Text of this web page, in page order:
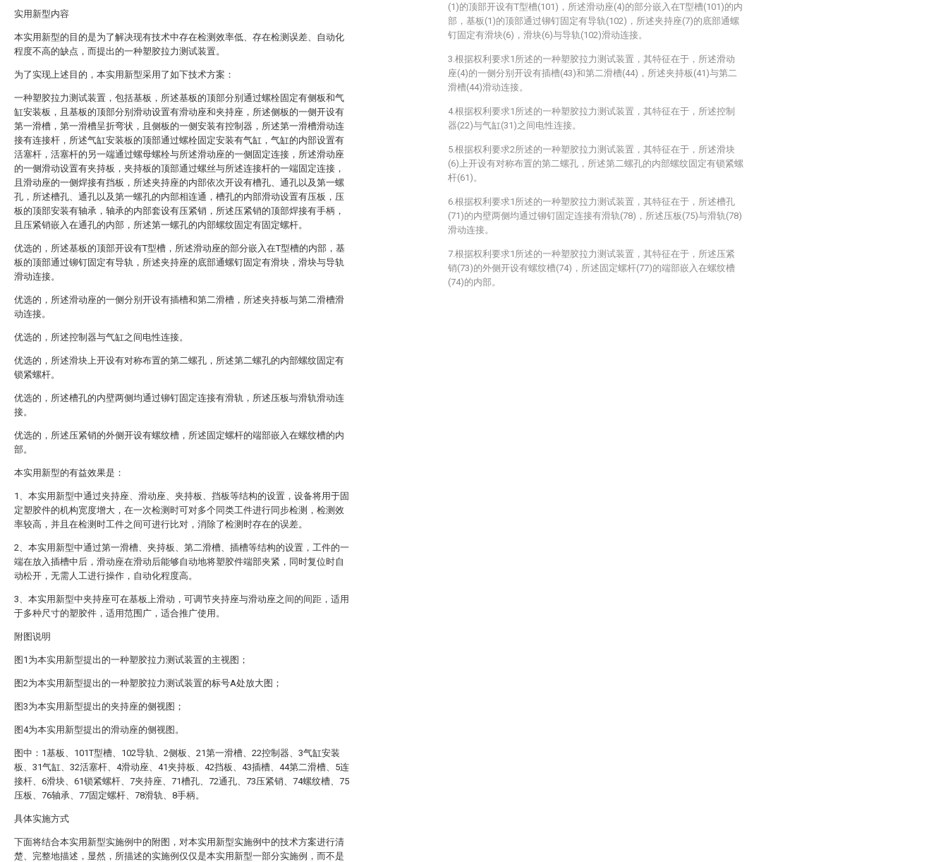
实用新型内容
本实用新型的目的是为了解决现有技术中存在检测效率低、存在检测误差、自动化
程度不高的缺点，而提出的一种塑胶拉力测试装置。
为了实现上述目的，本实用新型采用了如下技术方案：
一种塑胶拉力测试装置，包括基板，所述基板的顶部分别通过螺栓固定有侧板和气
缸安装板，且基板的顶部分别滑动设置有滑动座和夹持座，所述侧板的一侧开设有
第一滑槽，第一滑槽呈折弯状，且侧板的一侧安装有控制器，所述第一滑槽滑动连
接有连接杆，所述气缸安装板的顶部通过螺栓固定安装有气缸，气缸的内部设置有
活塞杆，活塞杆的另一端通过螺母螺栓与所述滑动座的一侧固定连接，所述滑动座
的一侧滑动设置有夹持板，夹持板的顶部通过螺丝与所述连接杆的一端固定连接，
且滑动座的一侧焊接有挡板，所述夹持座的内部依次开设有槽孔、通孔以及第一螺
孔，所述槽孔、通孔以及第一螺孔的内部相连通，槽孔的内部滑动设置有压板，压
板的顶部安装有轴承，轴承的内部套设有压紧销，所述压紧销的顶部焊接有手柄，
且压紧销嵌入在通孔的内部，所述第一螺孔的内部螺纹固定有固定螺杆。
优选的，所述基板的顶部开设有T型槽，所述滑动座的部分嵌入在T型槽的内部，基
板的顶部通过铆钉固定有导轨，所述夹持座的底部通螺钉固定有滑块，滑块与导轨
滑动连接。
优选的，所述滑动座的一侧分别开设有插槽和第二滑槽，所述夹持板与第二滑槽滑
动连接。
优选的，所述控制器与气缸之间电性连接。
优选的，所述滑块上开设有对称布置的第二螺孔，所述第二螺孔的内部螺纹固定有
锁紧螺杆。
优选的，所述槽孔的内壁两侧均通过铆钉固定连接有滑轨，所述压板与滑轨滑动连
接。
优选的，所述压紧销的外侧开设有螺纹槽，所述固定螺杆的端部嵌入在螺纹槽的内
部。
本实用新型的有益效果是：
1、本实用新型中通过夹持座、滑动座、夹持板、挡板等结构的设置，设备将用于固
定塑胶件的机构宽度增大，在一次检测时可对多个同类工件进行同步检测，检测效
率较高，并且在检测时工件之间可进行比对，消除了检测时存在的误差。
2、本实用新型中通过第一滑槽、夹持板、第二滑槽、插槽等结构的设置，工件的一
端在放入插槽中后，滑动座在滑动后能够自动地将塑胶件端部夹紧，同时复位时自
动松开，无需人工进行操作，自动化程度高。
3、本实用新型中夹持座可在基板上滑动，可调节夹持座与滑动座之间的间距，适用
于多种尺寸的塑胶件，适用范围广，适合推广使用。
附图说明
图1为本实用新型提出的一种塑胶拉力测试装置的主视图；
图2为本实用新型提出的一种塑胶拉力测试装置的标号A处放大图；
图3为本实用新型提出的夹持座的侧视图；
图4为本实用新型提出的滑动座的侧视图。
图中：1基板、101T型槽、102导轨、2侧板、21第一滑槽、22控制器、3气缸安装
板、31气缸、32活塞杆、4滑动座、41夹持板、42挡板、43插槽、44第二滑槽、5连
接杆、6滑块、61锁紧螺杆、7夹持座、71槽孔、72通孔、73压紧销、74螺纹槽、75
压板、76轴承、77固定螺杆、78滑轨、8手柄。
具体实施方式
下面将结合本实用新型实施例中的附图，对本实用新型实施例中的技术方案进行清
楚、完整地描述，显然，所描述的实施例仅仅是本实用新型一部分实施例，而不是
(1)的顶部开设有T型槽(101)，所述滑动座(4)的部分嵌入在T型槽(101)的内
部，基板(1)的顶部通过铆钉固定有导轨(102)，所述夹持座(7)的底部通螺
钉固定有滑块(6)，滑块(6)与导轨(102)滑动连接。
3.根据权利要求1所述的一种塑胶拉力测试装置，其特征在于，所述滑动
座(4)的一侧分别开设有插槽(43)和第二滑槽(44)，所述夹持板(41)与第二
滑槽(44)滑动连接。
4.根据权利要求1所述的一种塑胶拉力测试装置，其特征在于，所述控制
器(22)与气缸(31)之间电性连接。
5.根据权利要求2所述的一种塑胶拉力测试装置，其特征在于，所述滑块
(6)上开设有对称布置的第二螺孔，所述第二螺孔的内部螺纹固定有锁紧螺
杆(61)。
6.根据权利要求1所述的一种塑胶拉力测试装置，其特征在于，所述槽孔
(71)的内壁两侧均通过铆钉固定连接有滑轨(78)，所述压板(75)与滑轨(78)
滑动连接。
7.根据权利要求1所述的一种塑胶拉力测试装置，其特征在于，所述压紧
销(73)的外侧开设有螺纹槽(74)，所述固定螺杆(77)的端部嵌入在螺纹槽
(74)的内部。